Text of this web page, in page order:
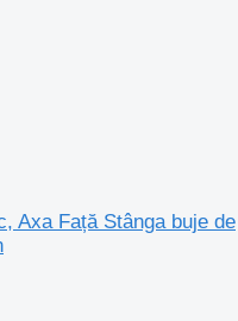
Axa Față Stânga buje de